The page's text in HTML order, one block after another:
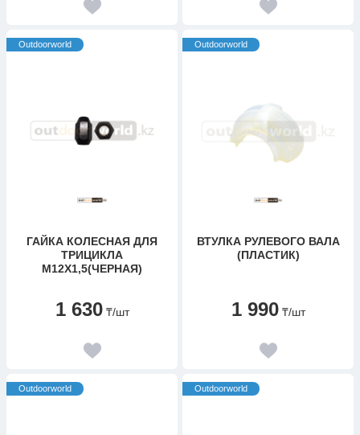
Outdoorworld
ГАЙКА КОЛЕСНАЯ ДЛЯ
ТРИЦИКЛА
М12X1,5(ЧЕРНАЯ)
1 630 ₸/шт
Outdoorworld
ВТУЛКА РУЛЕВОГО ВАЛА
(ПЛАСТИК)
1 990 ₸/шт
Outdoorworld Outdoorworld